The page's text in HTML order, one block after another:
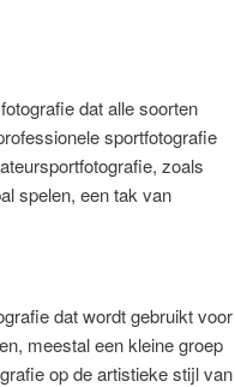
dat alle soorten
sportfotografie
zoals
spelen, een tak van
dat wordt gebruikt voor
meestal een kleine groep
op de artistieke stijl van